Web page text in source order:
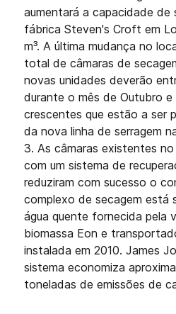
aumentará a capacidade de
fábrica Steven's Croft em
m³. A última mudança no
total de câmaras de
novas unidades deverão
durante o mês de Outubro
crescentes que estão a ser
da nova linha de serragem
3. As câmaras existentes
com um sistema de
reduziram com sucesso o
complexo de secagem está
água quente fornecida pela
biomassa Eon e
instalada em 2010. James
sistema economiza
toneladas de emissões de